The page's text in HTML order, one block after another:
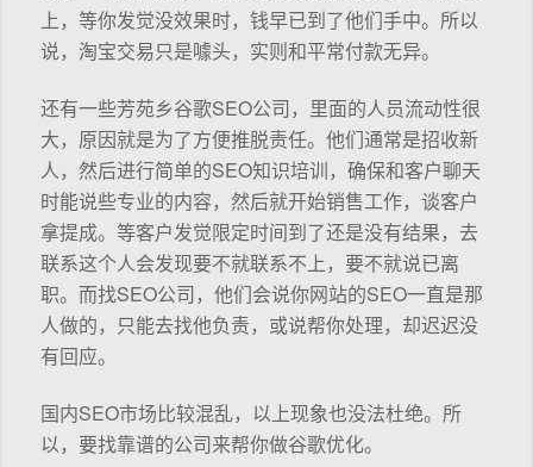
上，等你发觉没效果时，钱早已到了他们手中。所以
说，淘宝交易只是噱头，实则和平常付款无异。
还有一些芳苑乡谷歌SEO公司，里面的人员流动性很
大，原因就是为了方便推脱责任。他们通常是招收新
人，然后进行简单的SEO知识培训，确保和客户聊天
时能说些专业的内容，然后就开始销售工作，谈客户
拿提成。等客户发觉限定时间到了还是没有结果，去
联系这个人会发现要不就联系不上，要不就说已离
职。而找SEO公司，他们会说你网站的SEO一直是那
人做的，只能去找他负责，或说帮你处理，却迟迟没
有回应。
国内SEO市场比较混乱，以上现象也没法杜绝。所
以，要找靠谱的公司来帮你做谷歌优化。